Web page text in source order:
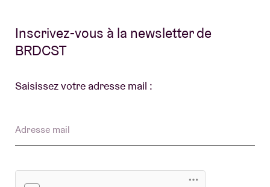
BRDCST
ABtv
À propos de l'AB
Contact
Inscrivez-vous à la newsletter de
BRDCST
Saisissez votre adresse mail :
Adresse mail